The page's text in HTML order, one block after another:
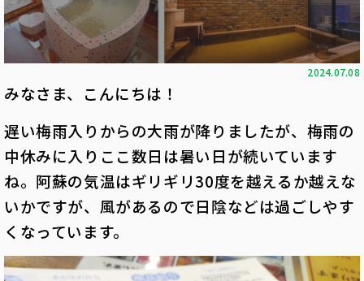
2024.07.08
みなさま、こんにちは！
遅い梅雨入りからの大雨が降りましたが、梅雨の
中休みに入りここ数日は暑い日が続いています
ね。阿蘇の気温はギリギリ30度を越えるか越えな
いかですが、風があるので日陰などは過ごしやす
くなっています。